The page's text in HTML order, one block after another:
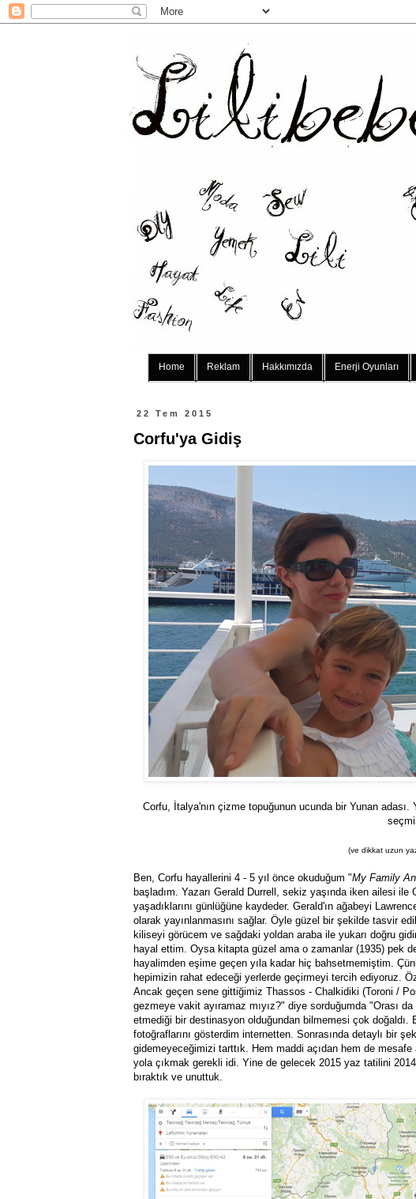
Home Reklam Hakkımızda Enerji Oyunları
22 Tem 2015
Corfu'ya Gidiş
Corfu, İtalya'nın çizme topuğunun ucunda bir Yunan
(ve dikkat uzun
Ben, Corfu hayallerini 4 - 5 yıl önce okuduğum "My Family
başladım. Yazarı Gerald Durrell, sekiz yaşında iken ailesi
yaşadıklarını günlüğüne kaydeder. Gerald'ın ağabeyi
olarak yayınlanmasını sağlar. Öyle güzel bir şekilde tasvir
kiliseyi görücem ve sağdaki yoldan araba ile yukarı doğru
hayal ettim. Oysa kitapta güzel ama o zamanlar (1935) pek
hayalimden eşime geçen yıla kadar hiç bahsetmemiştim.
hepimizin rahat edeceği yerlerde geçirmeyi tercih ediyoruz.
Ancak geçen sene gittiğimiz Thassos - Chalkidiki (Toroni /
gezmeye vakit ayıramaz mıyız?" diye sorduğumda "Orası
etmediği bir destinasyon olduğundan bilmemesi çok
fotoğraflarını gösterdim internetten. Sonrasında detaylı bir
gidemeyeceğimizi tarttık. Hem maddi açıdan hem de
yola çıkmak gerekli idi. Yine de gelecek 2015 yaz tatilini
bıraktık ve unuttuk.